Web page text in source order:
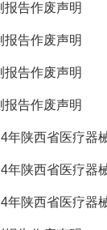
报告作废声明
报告作废声明
报告作废声明
报告作废声明
年陕西省医疗器
年陕西省医疗器
年陕西省医疗器